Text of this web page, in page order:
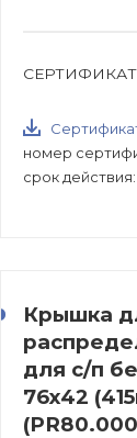
номер
срок действия:
Крышка
для с/п
76х42